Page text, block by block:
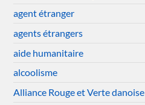
agent étranger
agents étrangers
aide humanitaire
alcoolisme
Alliance Rouge et Verte danoise